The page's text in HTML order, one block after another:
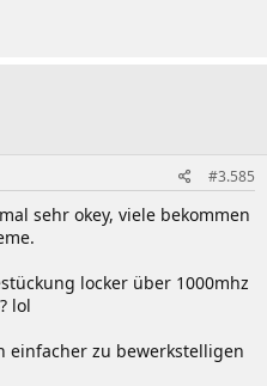
#3.585
sehr okey, viele bekommen
locker über 1000mhz
lol
einfacher zu bewerkstelligen